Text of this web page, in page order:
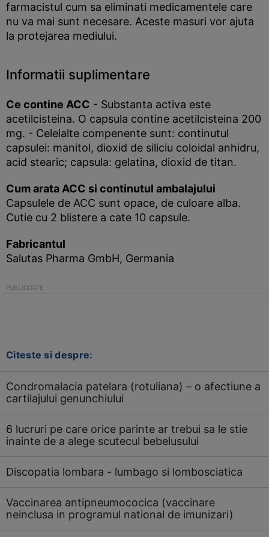
farmacistul cum sa eliminati medicamentele care
nu va mai sunt necesare. Aceste masuri vor ajuta
la protejarea mediului.
Informatii suplimentare
Ce contine ACC - Substanta activa este
acetilcisteina. O capsula contine acetilcisteina 200
mg. - Celelalte compenente sunt: continutul
capsulei: manitol, dioxid de siliciu coloidal anhidru,
acid stearic; capsula: gelatina, dioxid de titan.
Cum arata ACC si continutul ambalajului
Capsulele de ACC sunt opace, de culoare alba.
Cutie cu 2 blistere a cate 10 capsule.
Fabricantul
Salutas Pharma GmbH, Germania
Citeste si despre:
Condromalacia patelara (rotuliana) – o afectiune a
cartilajului genunchiului
6 lucruri pe care orice parinte ar trebui sa le stie
inainte de a alege scutecul bebelusului
Discopatia lombara - lumbago si lombosciatica
Vaccinarea antipneumococica (vaccinare
neinclusa in programul national de imunizari)